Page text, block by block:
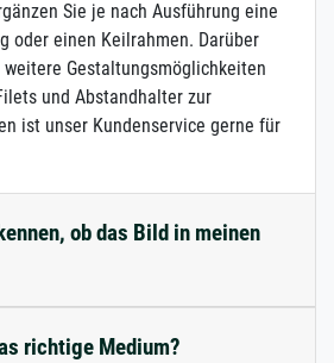
Sie je nach Ausführung eine
oder einen Keilrahmen. Darüber
Gestaltungsmöglichkeiten
und Abstandhalter zur
ist unser Kundenservice gerne für
ob das Bild in meinen
richtige Medium?